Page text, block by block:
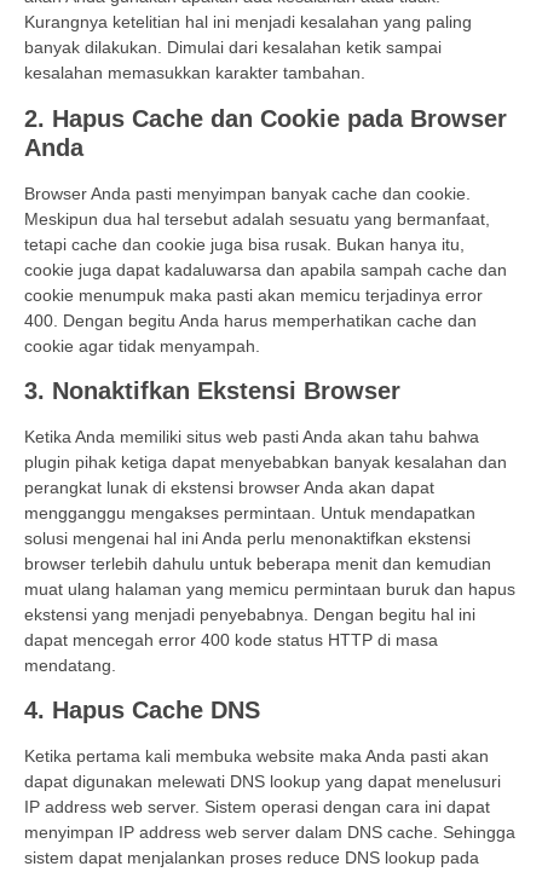
Kurangnya ketelitian hal ini menjadi kesalahan yang paling
banyak dilakukan. Dimulai dari kesalahan ketik sampai
kesalahan memasukkan karakter tambahan.
2. Hapus Cache dan Cookie pada Browser
Anda
Browser Anda pasti menyimpan banyak cache dan cookie.
Meskipun dua hal tersebut adalah sesuatu yang bermanfaat,
tetapi cache dan cookie juga bisa rusak. Bukan hanya itu,
cookie juga dapat kadaluwarsa dan apabila sampah cache dan
cookie menumpuk maka pasti akan memicu terjadinya error
400. Dengan begitu Anda harus memperhatikan cache dan
cookie agar tidak menyampah.
3. Nonaktifkan Ekstensi Browser
Ketika Anda memiliki situs web pasti Anda akan tahu bahwa
plugin pihak ketiga dapat menyebabkan banyak kesalahan dan
perangkat lunak di ekstensi browser Anda akan dapat
mengganggu mengakses permintaan. Untuk mendapatkan
solusi mengenai hal ini Anda perlu menonaktifkan ekstensi
browser terlebih dahulu untuk beberapa menit dan kemudian
muat ulang halaman yang memicu permintaan buruk dan hapus
ekstensi yang menjadi penyebabnya. Dengan begitu hal ini
dapat mencegah error 400 kode status HTTP di masa
mendatang.
4. Hapus Cache DNS
Ketika pertama kali membuka website maka Anda pasti akan
dapat digunakan melewati DNS lookup yang dapat menelusuri
IP address web server. Sistem operasi dengan cara ini dapat
menyimpan IP address web server dalam DNS cache. Sehingga
sistem dapat menjalankan proses reduce DNS lookup pada